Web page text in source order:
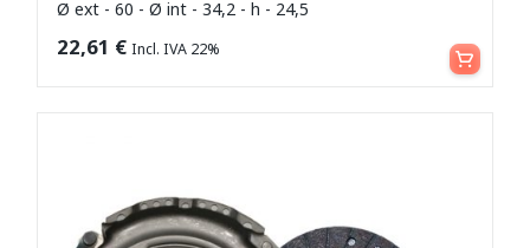
Ø ext - 60 - Ø int - 34,2 - h - 24,5
22,61 € Incl. IVA 22% Aggiungi al carrello